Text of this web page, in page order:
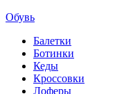
Обувь
Балетки
Ботинки
Кеды
Кроссовки
Лоферы